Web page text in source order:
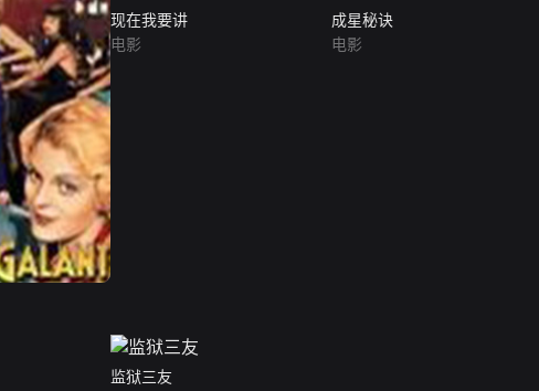
现在我要讲
电影
成星秘诀
电影
监狱三友